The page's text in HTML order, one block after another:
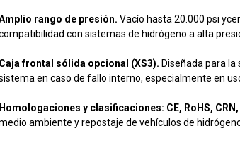
rango de presión. Vacío hasta 20 000 psi y
con sistemas de hidrógeno a alta
Caja frontal sólida opcional (XS3). Diseñada para
en caso de fallo interno, especialmente en
Homologaciones y clasificaciones: CE, RoHS, CRN,
ambiente y repostaje de vehículos de